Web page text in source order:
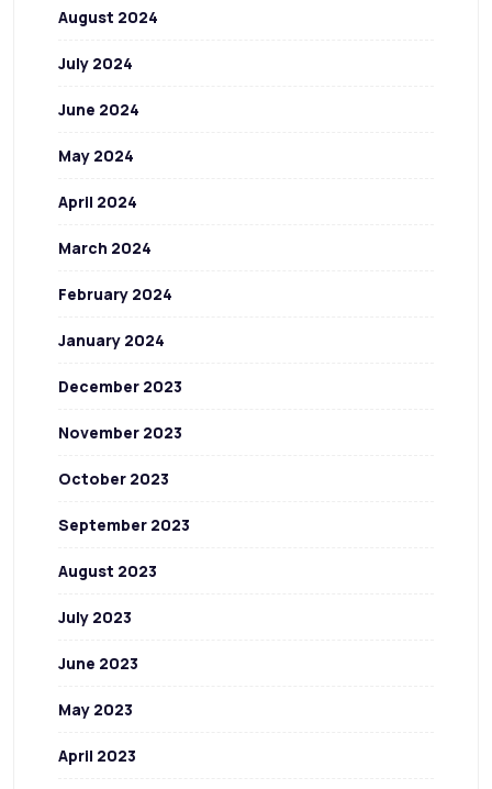
August 2024
July 2024
June 2024
May 2024
April 2024
March 2024
February 2024
January 2024
December 2023
November 2023
October 2023
September 2023
August 2023
July 2023
June 2023
May 2023
April 2023